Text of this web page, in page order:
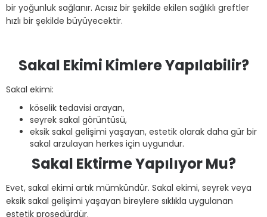
bir yoğunluk sağlanır. Acısız bir şekilde ekilen sağlıklı greftler
hızlı bir şekilde büyüyecektir.
Sakal Ekimi Kimlere Yapılabilir?
Sakal ekimi:
köselik tedavisi arayan,
seyrek sakal görüntüsü,
eksik sakal gelişimi yaşayan, estetik olarak daha gür bir
sakal arzulayan herkes için uygundur.
Sakal Ektirme Yapılıyor Mu?
Evet, sakal ekimi artık mümkündür. Sakal ekimi, seyrek veya
eksik sakal gelişimi yaşayan bireylere sıklıkla uygulanan
estetik prosedürdür.